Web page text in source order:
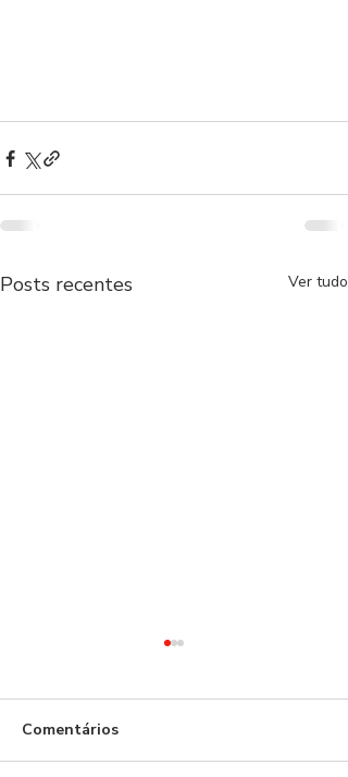
Posts recentes Ver tudo
Comentários